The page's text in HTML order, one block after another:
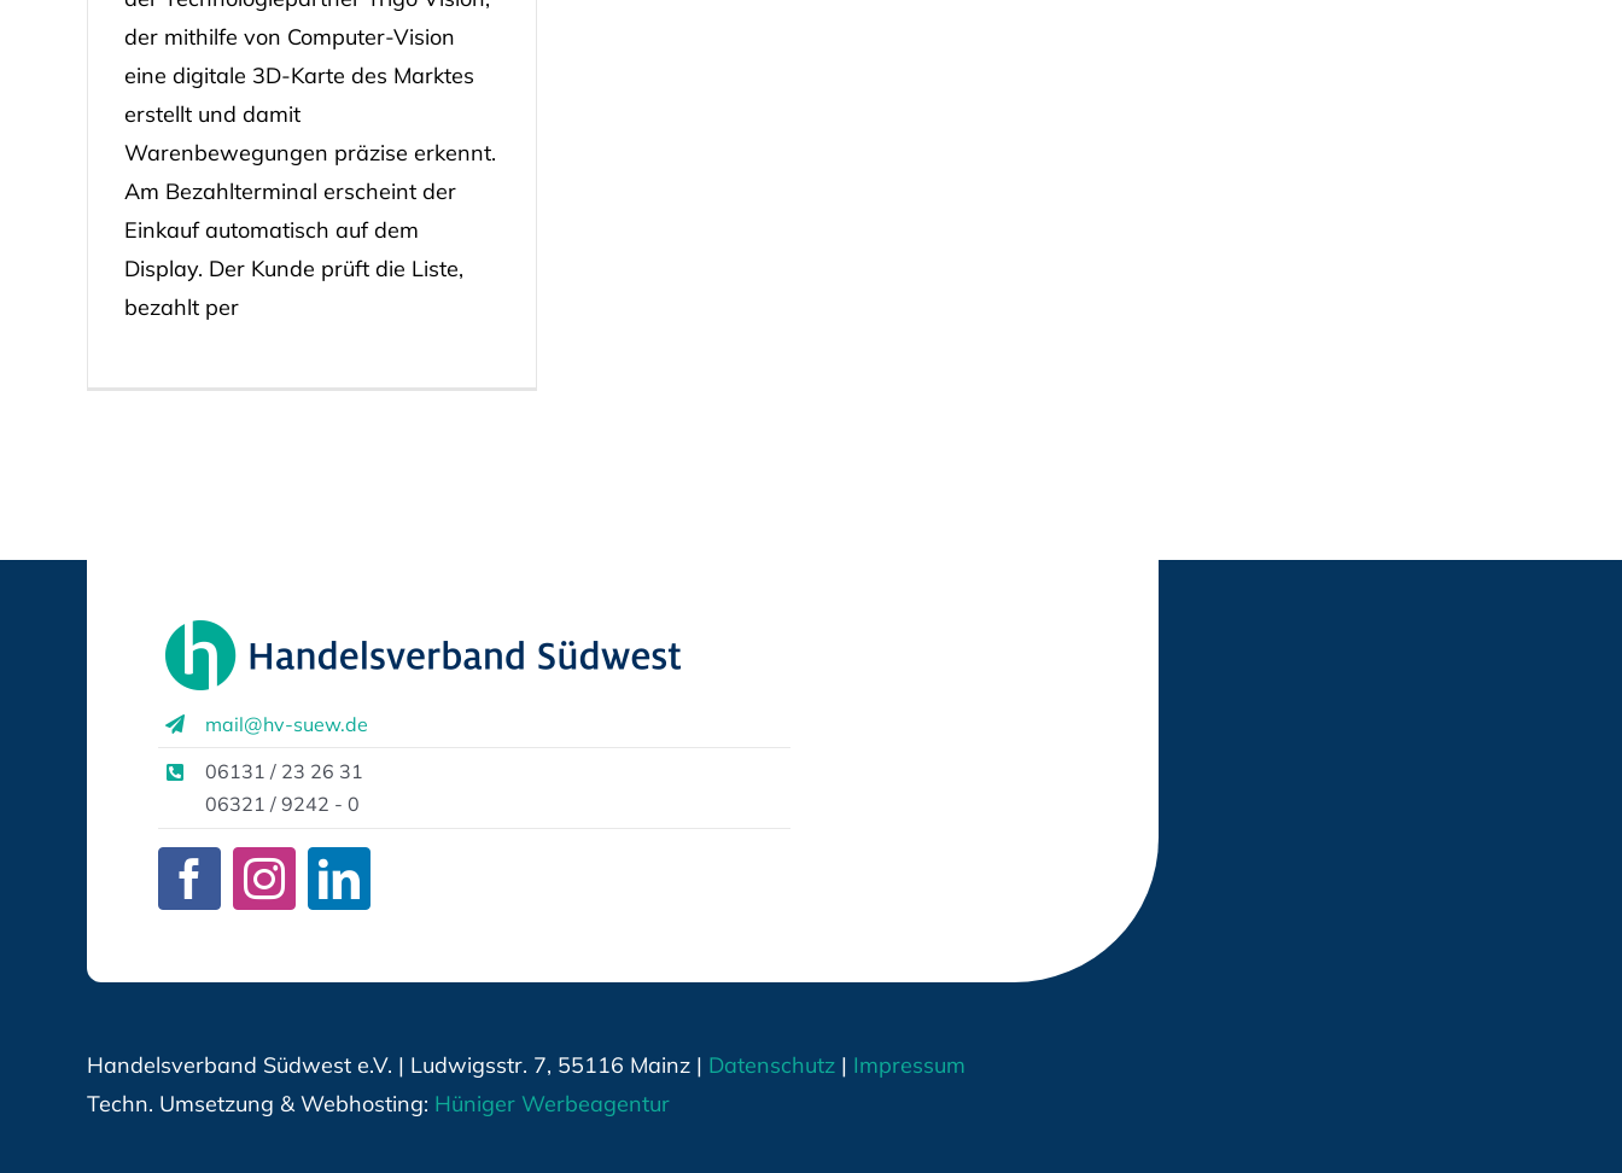
der mithilfe von Computer-Vision
eine digitale 3D-Karte des Marktes
erstellt und damit
Warenbewegungen präzise erkennt.
Am Bezahlterminal erscheint der
Einkauf automatisch auf dem
Display. Der Kunde prüft die Liste,
bezahlt per
mail@hv-suew.de
06131 / 23 26 31
06321 / 9242 - 0
Handelsverband Südwest e.V. | Ludwigsstr. 7, 55116 Mainz | Datenschutz| Impressum
Techn. Umsetzung & Webhosting: Hüniger Werbeagentur